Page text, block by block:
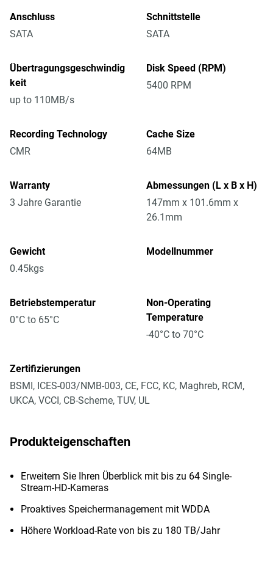
Anschluss
SATA
Schnittstelle
SATA
Übertragungsgeschwindig
keit
up to 110MB/s
Disk Speed (RPM)
5400 RPM
Recording Technology
CMR
Cache Size
64MB
Warranty
3 Jahre Garantie
Abmessungen (L x B x H)
147mm x 101.6mm x
26.1mm
Gewicht
0.45kgs
Modellnummer
Betriebstemperatur
0°C to 65°C
Non-Operating
Temperature
-40°C to 70°C
Zertifizierungen
BSMI, ICES-003/NMB-003, CE, FCC, KC, Maghreb, RCM,
UKCA, VCCI, CB-Scheme, TUV, UL
Produkteigenschaften
Erweitern Sie Ihren Überblick mit bis zu 64 Single-
Stream-HD-Kameras
Proaktives Speichermanagement mit WDDA
Höhere Workload-Rate von bis zu 180 TB/Jahr